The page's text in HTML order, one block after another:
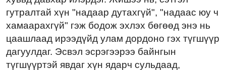
гутралтай хүн "надаар дутахгүй", "надаас юу ч
хамаарахгүй" гэж бодож эхлэх бөгөөд энэ нь
цаашлаад ирээдүйд улам дордоно гэх түгшүүр
дагуулдаг. Эсвэл эсрэгээрээ байнгын
түгшүүртэй явдаг хүн ядарч сульдаад,